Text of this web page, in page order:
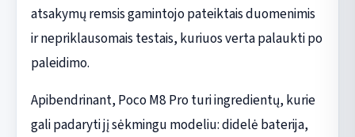
atsakymų remsis gamintojo pateiktais duomenimis
ir nepriklausomais testais, kuriuos verta palaukti po
paleidimo.
Apibendrinant, Poco M8 Pro turi ingredientų, kurie
gali padaryti jį sėkmingu modeliu: didelė baterija,